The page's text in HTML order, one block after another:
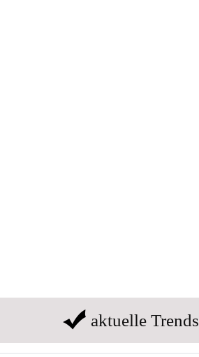
aktuelle Trends